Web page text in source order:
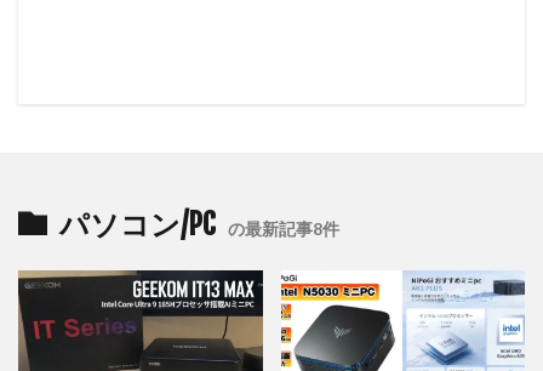
パソコン/PC の最新記事8件